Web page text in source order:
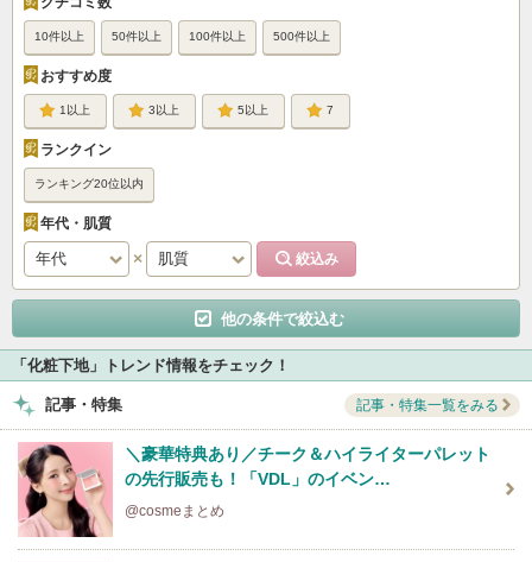
10件以上 50件以上 100件以上 500件以上
おすすめ度
1 3 5 7
ランクイン
ランキング20位以内
年代・肌質
他の条件で絞込む
「化粧下地」トレンド情報をチェック！
記事・特集 記事・特集一覧をみる
＼豪華特典あり／チーク＆ハイライターパレット
の先行販売も！「VDL」のイベン…
@cosmeまとめ